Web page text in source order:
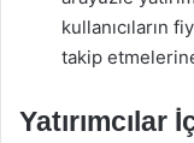
kullanıcıların
takip
Yatırımcılar